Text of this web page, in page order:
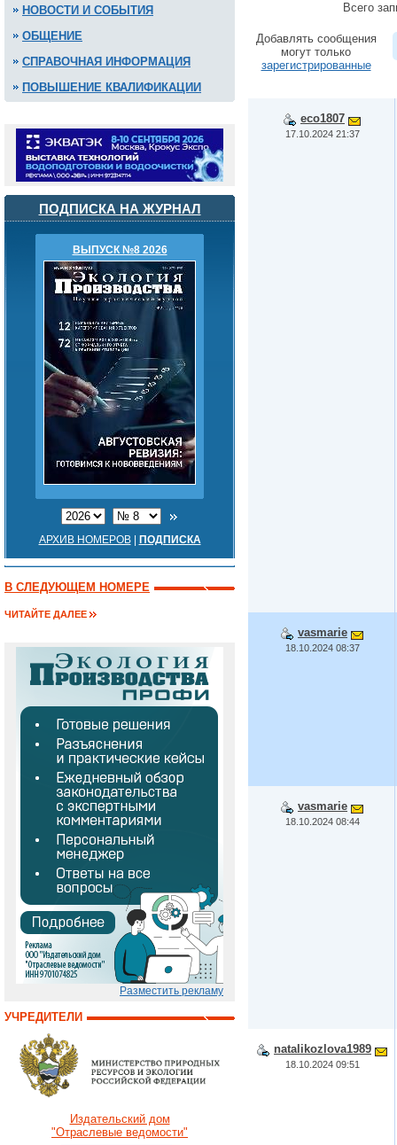
НОВОСТИ И СОБЫТИЯ
ОБЩЕНИЕ
СПРАВОЧНАЯ ИНФОРМАЦИЯ
ПОВЫШЕНИЕ КВАЛИФИКАЦИИ
ПОДПИСКА НА ЖУРНАЛ
ВЫПУСК №8 2026
АРХИВ НОМЕРОВ| ПОДПИСКА
В СЛЕДУЮЩЕМ НОМЕРЕ
ЧИТАЙТЕ ДАЛЕЕ
Разместить рекламу
УЧРЕДИТЕЛИ
Издательский дом
"Отраслевые ведомости"
Всего
Добавлять сообщения
могут только
зарегистрированные
eco1807
17.10.2024 21:37
vasmarie
18.10.2024 08:37
vasmarie
18.10.2024 08:44
natalikozlova1989
18.10.2024 09:51